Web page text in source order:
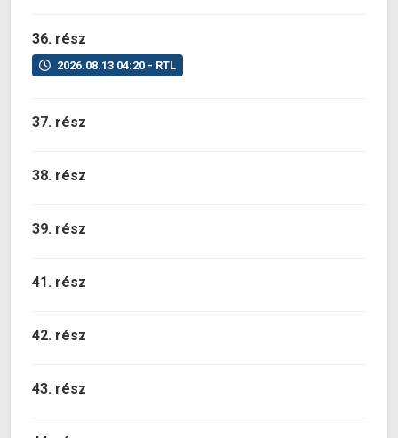
36. rész
2026.08.13 04:20 - RTL
37. rész
38. rész
39. rész
41. rész
42. rész
43. rész